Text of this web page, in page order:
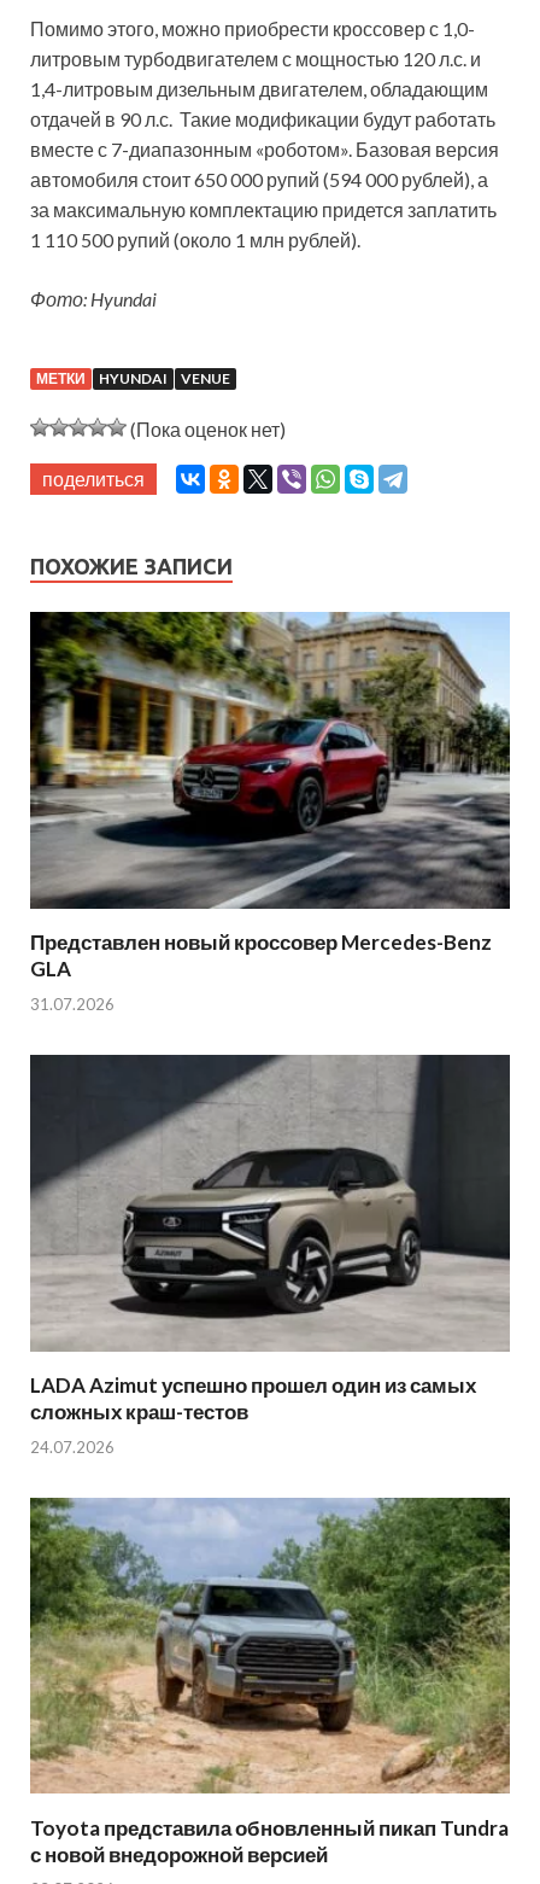
Помимо этого, можно приобрести кроссовер с 1,0-
литровым турбодвигателем с мощностью 120 л.с. и
1,4-литровым дизельным двигателем, обладающим
отдачей в 90 л.с. Такие модификации будут работать
вместе с 7-диапазонным «роботом». Базовая версия
автомобиля стоит 650 000 рупий (594 000 рублей), а
за максимальную комплектацию придется заплатить
1 110 500 рупий (около 1 млн рублей).
Фото: Hyundai
МЕТКИ HYUNDAI VENUE
(Пока оценок нет)
поделиться
ПОХОЖИЕ ЗАПИСИ
Представлен новый кроссовер Mercedes-Benz
GLA
31.07.2026
LADA Azimut успешно прошел один из самых
сложных краш-тестов
24.07.2026
Toyota представила обновленный пикап Tundra
с новой внедорожной версией